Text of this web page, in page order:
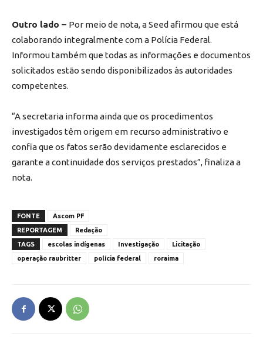
Outro lado – Por meio de nota, a Seed afirmou que está
colaborando integralmente com a Polícia Federal.
Informou também que todas as informações e documentos
solicitados estão sendo disponibilizados às autoridades
competentes.
“A secretaria informa ainda que os procedimentos
investigados têm origem em recurso administrativo e
confia que os fatos serão devidamente esclarecidos e
garante a continuidade dos serviços prestados”, finaliza a
nota.
FONTE
Ascom PF
REPORTAGEM
Redação
TAGS
escolas indígenas Investigação
Licitação
operação raubritter
polícia federal roraima